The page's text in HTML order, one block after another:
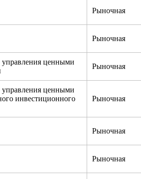
Рыночная
Рыночная
управления ценными
Рыночная
управления ценными
инвестиционного
Рыночная
Рыночная
Рыночная